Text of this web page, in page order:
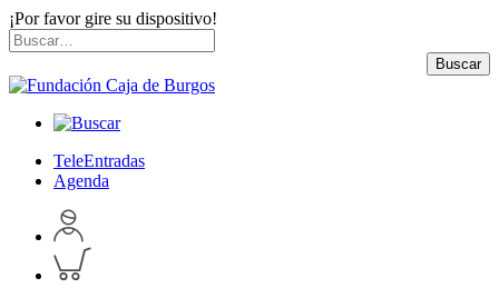
¡Por favor gire su dispositivo!
Skip
to
content
Buscar
por:
Buscar
TeleEntradas
Agenda
Acceder
a
perfil
personal
Inspeccionar
carrito